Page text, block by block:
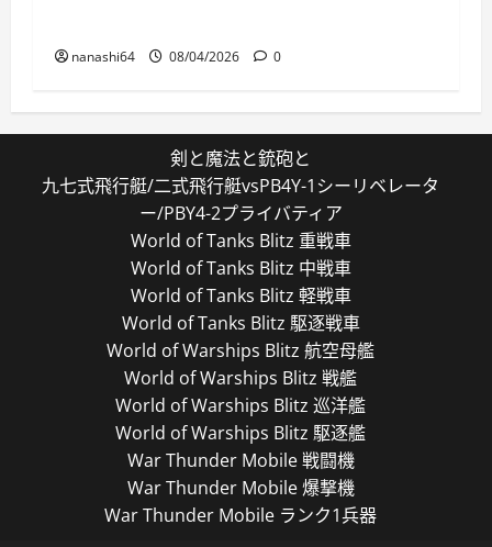
nanashi64 08/04/2026 0
剣と魔法と銃砲と
九七式飛行艇/二式飛行艇vsPB4Y-1シーリベレータ
ー/PBY4-2プライバティア
World of Tanks Blitz 重戦車
World of Tanks Blitz 中戦車
World of Tanks Blitz 軽戦車
World of Tanks Blitz 駆逐戦車
World of Warships Blitz 航空母艦
World of Warships Blitz 戦艦
World of Warships Blitz 巡洋艦
World of Warships Blitz 駆逐艦
War Thunder Mobile 戦闘機
War Thunder Mobile 爆撃機
War Thunder Mobile ランク1兵器